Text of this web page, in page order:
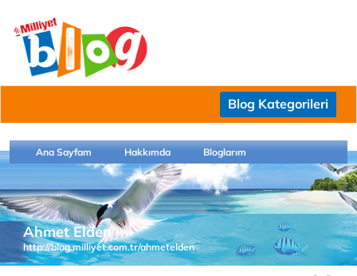
Blog Kategorileri
Ana Sayfam Hakkımda Bloglarım
Ahmet Elden
http://blog.milliyet.com.tr/ahmetelden